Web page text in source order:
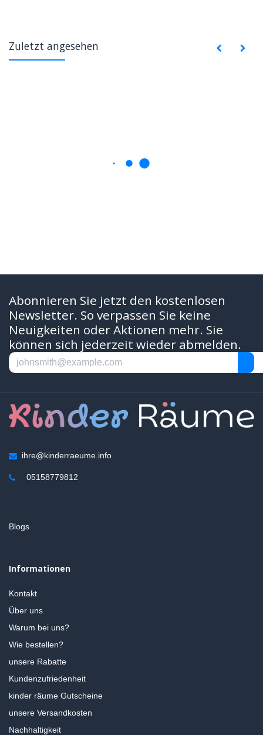
Zuletzt angesehen
Abonnieren Sie jetzt den kostenlosen
Newsletter. So verpassen Sie keine
Neuigkeiten oder Aktionen mehr. Sie
können sich jederzeit wieder abmelden.
ihre@kinderraeume.info
05158779812
Blogs
Informationen
Kontakt
Über uns
Warum bei uns?
Wie bestellen?
unsere Rabatte
Kundenzufriedenheit
kinder räume Gutscheine
unsere Versandkosten
Nachhaltigkeit